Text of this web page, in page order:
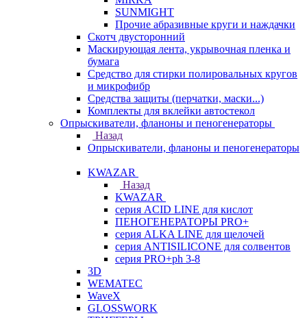
SUNMIGHT
Прочие абразивные круги и наждачки
Скотч двусторонний
Маскирующая лента, укрывочная пленка и
бумага
Средство для стирки полировальных кругов
и микрофибр
Средства защиты (перчатки, маски...)
Комплекты для вклейки автостекол
Опрыскиватели, фланоны и пеногенераторы
Назад
Опрыскиватели, фланоны и пеногенераторы
KWAZAR
Назад
KWAZAR
серия ACID LINE для кислот
ПЕНОГЕНЕРАТОРЫ PRO+
серия ALKA LINE для щелочей
серия ANTISILICONE для солвентов
серия PRO+ph 3-8
3D
WEMATEC
WaveX
GLOSSWORK